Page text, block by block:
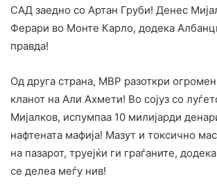
САД заедно со Артан Груби! Денес
Ферари во Монте Карло, додека
правда!
Од друга страна, МВР разоткри
кланот на Али Ахмети! Во сојуз со
Мијалков, испумпаа 10 милијарди
нафтената мафија! Мазут и токсично
на пазарот, труејќи ги граѓаните,
се делеа меѓу нив!